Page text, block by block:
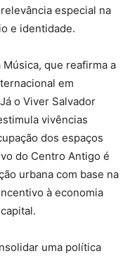
especial na
e identidade.
que reafirma a
em
o Viver Salvador
vivências
dos espaços
do Centro Antigo é
urbana com base na
à economia
uma política